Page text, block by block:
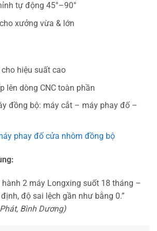
tự động 45°–90°
xưởng vừa & lớn
hiệu suất cao
lên dòng CNC toàn phần
đồng bộ: máy cắt – máy phay đố –
phay đố cửa nhôm đồng bộ
hành 2 máy Longxing suốt 18 tháng –
độ sai lệch gần như bằng 0.”
Bình Dương)